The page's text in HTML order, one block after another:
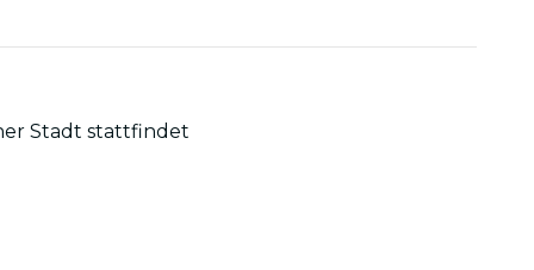
Stadt stattfindet